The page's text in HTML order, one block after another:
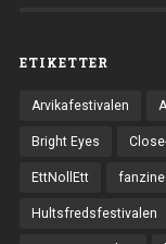
ETIKETTER
Arvikafestivalen
Bright Eyes
EttNollEtt fanzine
Hultsfredsfestivalen